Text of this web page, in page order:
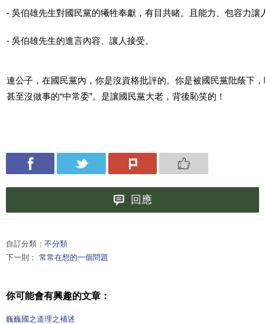
- 吳伯雄先生對國民黨的犧牲奉獻，有目共睹。且能力、包容力讓
- 吳伯雄先生的進言內容、讓人接受。
連公子，在國民黨內，你是沒資格批評的。你是被國民黨阰蔭下
甚至沒做事的“中常委”。是讓國民黨大老，背後恥笑的！
回應
自訂分類： 不分類
下一則： 常常在想的一個問題
你可能會有興趣的文章：
巍巍國之道理之補述